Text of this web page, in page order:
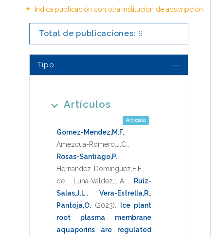
* Indica publicación con otra institución de adscripción
Total de publicaciones: 6
Tipo
Artículos
Artículo
Gomez-Mendez,M.F.
Amezcua-Romero,J.C.
Rosas-Santiago,P.
Hernandez-Dominguez,E.E.
de Luna-Valdez,L.A, Ruiz-
Salas,J.L.
Vera-Estrella,R.
Pantoja,O. (2023)
Ice plant
root plasma membrane
aquaporins are regulated